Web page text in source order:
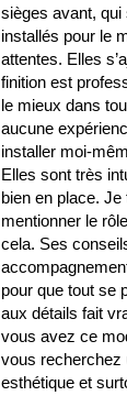
sièges avant, qui
installés pour le
attentes. Elles
finition est
le mieux dans
aucune
installer moi-
Elles sont très
bien en place.
mentionner le
cela. Ses
pour que tout se
aux détails fait
vous avez ce
vous recherchez
esthétique et